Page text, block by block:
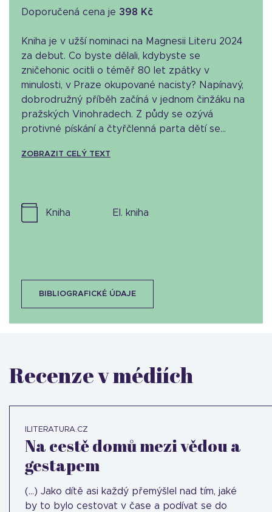
Doporučená cena je 398 Kč
Kniha je v užší nominaci na Magnesii Literu 2024
za debut. Co byste dělali, kdybyste se
zničehonic ocitli o téměř 80 let zpátky v
minulosti, v Praze okupované nacisty? Napínavý,
dobrodružný příběh začíná v jednom činžáku na
pražských Vinohradech. Z půdy se ozývá
protivné pískání a čtyřčlenná parta dětí se...
ZOBRAZIT CELÝ TEXT
kniha el. kniha
BIBLIOGRAFICKÉ ÚDAJE
Recenze v médiích
ILITERATURA.CZ
Na cestě domů mezi vědou a
gestapem
(...) Jako dítě asi každý přemýšlel nad tím, jaké
by to bylo cestovat v čase a podívat se do